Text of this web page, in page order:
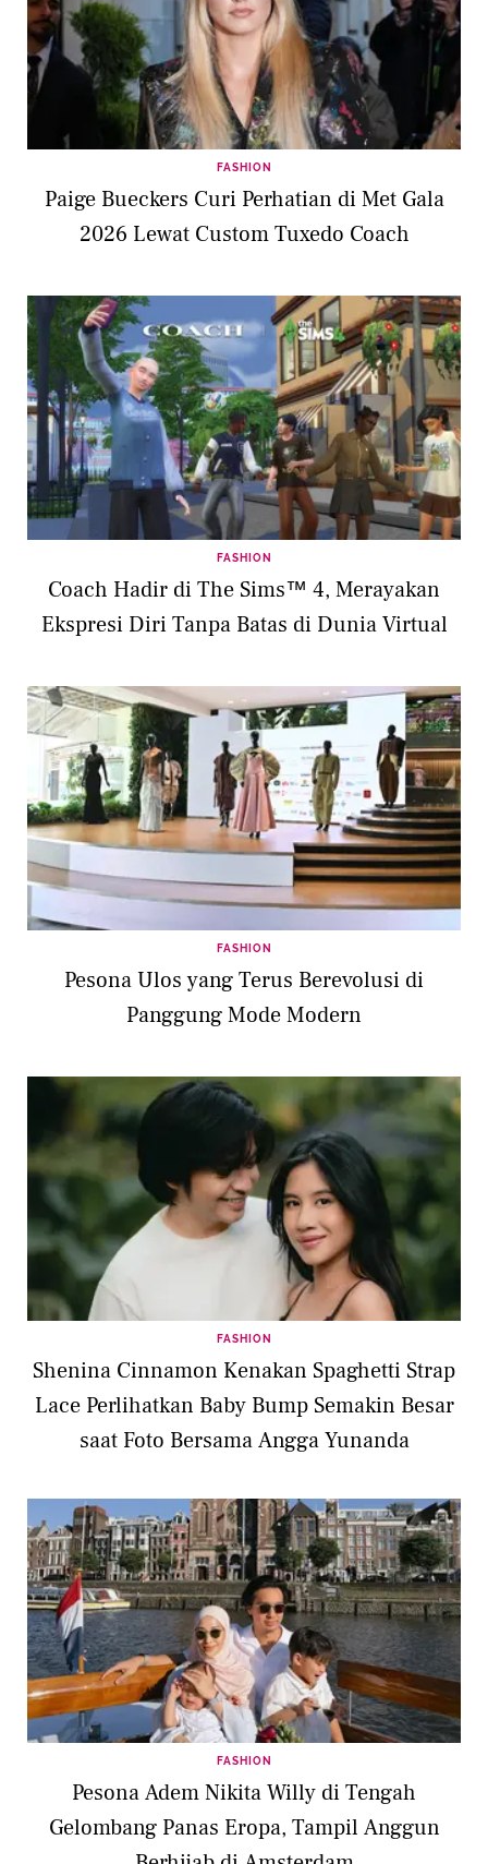
FASHION
Paige Bueckers Curi Perhatian di Met Gala
2026 Lewat Custom Tuxedo Coach
FASHION
Coach Hadir di The Sims™ 4, Merayakan
Ekspresi Diri Tanpa Batas di Dunia Virtual
FASHION
Pesona Ulos yang Terus Berevolusi di
Panggung Mode Modern
FASHION
Shenina Cinnamon Kenakan Spaghetti Strap
Lace Perlihatkan Baby Bump Semakin Besar
saat Foto Bersama Angga Yunanda
FASHION
Pesona Adem Nikita Willy di Tengah
Gelombang Panas Eropa, Tampil Anggun